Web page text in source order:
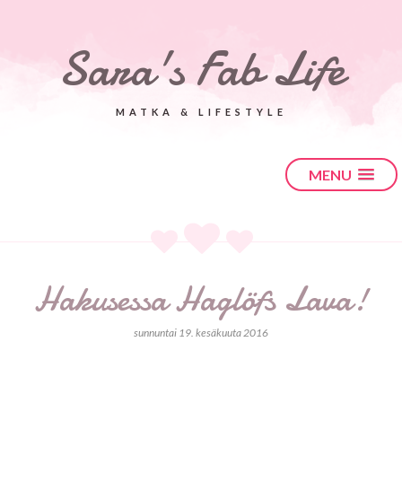
Sara's Fab Life
MATKA & LIFESTYLE
MENU
Hakusessa Haglöfs Lava!
sunnuntai 19. kesäkuuta 2016